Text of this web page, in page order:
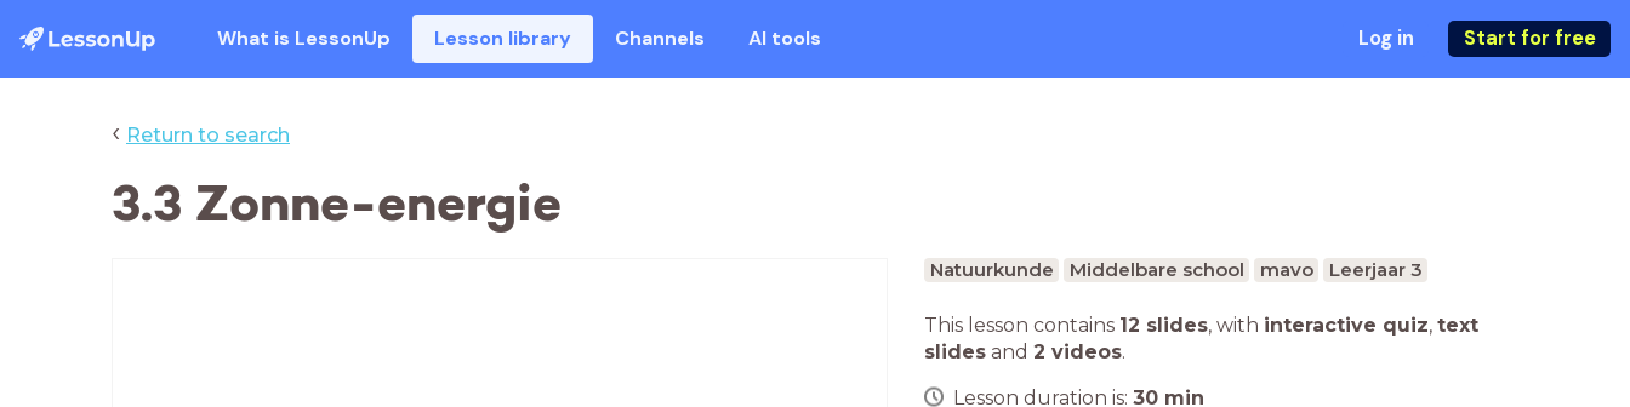
What is LessonUp Lesson library Channels AI tools Log in Start for free
‹ Return to search
3.3 Zonne-energie
Natuurkunde Middelbare school mavo Leerjaar 3
This lesson contains 12 slides, with interactive quiz, text
slides and 2 videos.
Lesson duration is: 30 min